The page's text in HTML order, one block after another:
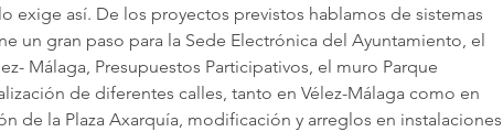
exige así. De los proyectos previstos hablamos de sistemas
un gran paso para la Sede Electrónica del Ayuntamiento, el
Málaga, Presupuestos Participativos, el muro Parque
de diferentes calles, tanto en Vélez-Málaga como en
de la Plaza Axarquía, modificación y arreglos en instalaciones